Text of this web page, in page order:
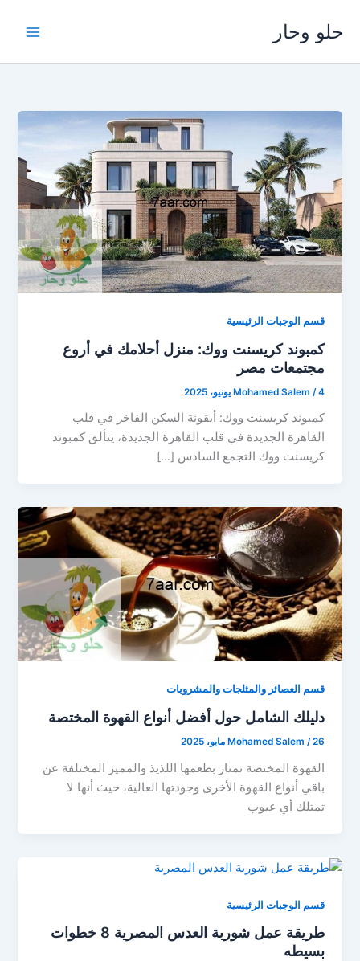
المحتوى
حلو وحار
قسم الوجبات الرئيسية
كمبوند كريسنت ووك: منزل أحلامك في أروع
مجتمعات مصر
Mohamed Salem /4 يونيو، 2025
كمبوند كريسنت ووك: أيقونة السكن الفاخر في قلب
القاهرة الجديدة في قلب القاهرة الجديدة، يتألق كمبوند
كريسنت ووك التجمع السادس […]
قسم العصائر والمثلجات والمشروبات
دليلك الشامل حول أفضل أنواع القهوة المختصة
Mohamed Salem /26 مايو، 2025
القهوة المختصة تمتاز بطعمها اللذيذ والمميز المختلفة عن
باقي أنواع القهوة الأخرى وجودتها العالية، حيث أنها لا
تمتلك أي عيوب
قسم الوجبات الرئيسية
طريقة عمل شوربة العدس المصرية 8 خطوات
بسيطه